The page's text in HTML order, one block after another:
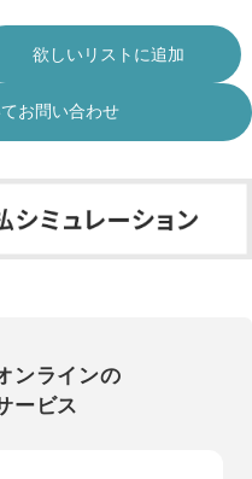
欲しいリストに追加
お問い合わせ
ンラインの
ービス